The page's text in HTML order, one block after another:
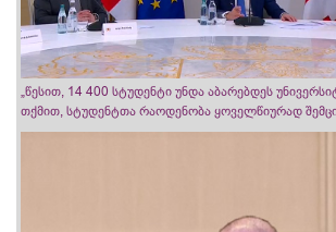
„წესით, 14 400 სტუდენტი უნდა აბარებდეს
თქმით, სტუდენტთა რაოდენობა ყოველწიურად